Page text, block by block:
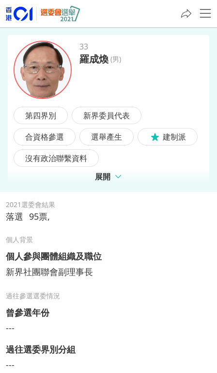
羅成煥
33
羅成煥 (男)
第四界別
新界委員代表
合資格參選
選舉產生
建制派
沒有政治聯繫資料
展開
2021選委會結果
落選 95票,
個人背景
個人參與團體組織及職位
新界社團聯會副理事長
過往參選選委情況
曾參選年份
---
過往選委界別分組
---